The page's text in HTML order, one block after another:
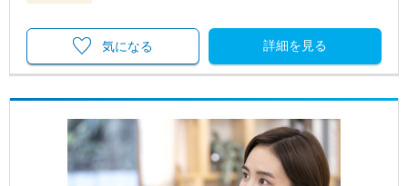
詳細を見る
気になる